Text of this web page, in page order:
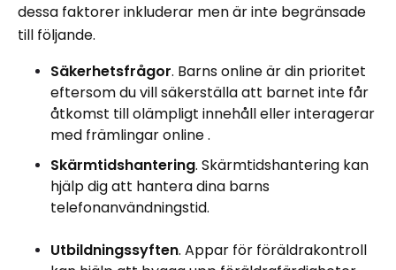
dessa faktorer inkluderar men är inte begränsade
till följande.
Säkerhetsfrågor. Barns online är din prioritet
eftersom du vill säkerställa att barnet inte får
åtkomst till olämpligt innehåll eller interagerar
med främlingar online .
Skärmtidshantering. Skärmtidshantering kan
hjälp dig att hantera dina barns
telefonanvändningstid.
Utbildningssyften. Appar för föräldrakontroll